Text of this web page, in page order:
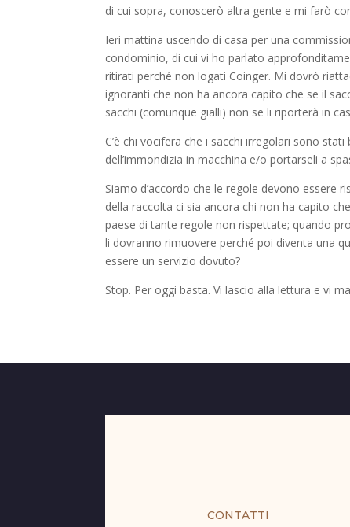
di cui sopra, conoscerò altra gente e mi farò
Ieri mattina uscendo di casa per una
condominio, di cui vi ho parlato
ritirati perché non logati Coinger. Mi dovrò
ignoranti che non ha ancora capito che se il
sacchi (comunque gialli) non se li riporterà in
C’è chi vocifera che i sacchi irregolari sono
dell’immondizia in macchina e/o portarseli a
Siamo d’accordo che le regole devono essere
della raccolta ci sia ancora chi non ha capito
paese di tante regole non rispettate; quando
li dovranno rimuovere perché poi diventa una
essere un servizio dovuto?
Stop. Per oggi basta. Vi lascio alla lettura e vi
CONTATTI